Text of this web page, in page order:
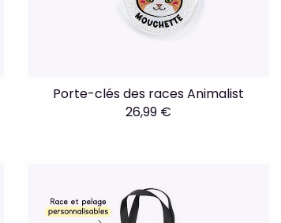
Porte-clés des races Animalist
26,99 €